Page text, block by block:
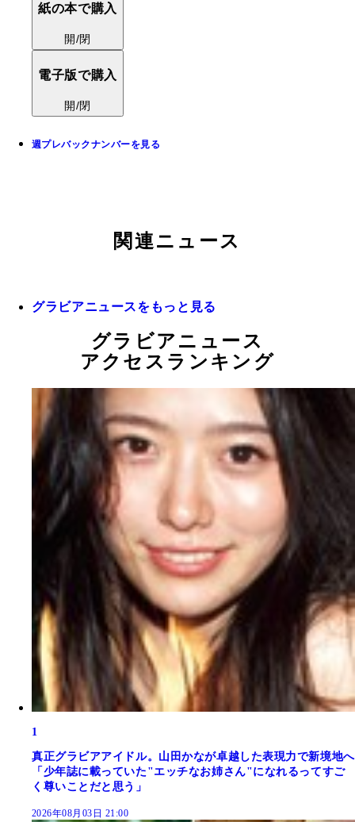
紙の本で購入
開/閉
電子版で購入
開/閉
週プレバックナンバーを見る
関連ニュース
グラビアニュースをもっと見る
グラビアニュース
アクセスランキング
1
真正グラビアアイドル。山田かなが卓越した表現力で新境地へ
「少年誌に載っていた"エッチなお姉さん"になれるってすご
く尊いことだと思う」
2026年08月03日 21:00